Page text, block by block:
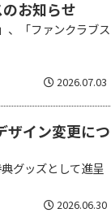
お知らせ
、「ファンクラブス
2026.07.03
ザイン変更につ
グッズとして進呈
2026.06.30